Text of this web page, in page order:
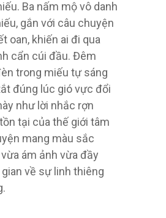
Ba nấm mộ vô danh
gắn với câu chuyện
oan, khiến ai đi qua
cẩn cúi đầu. Đêm
trong miếu tự sáng
đúng lúc gió vực đổi
như lời nhắc rợn
tại của thế giới tâm
mang màu sắc
ám ảnh vừa đầy
về sự linh thiêng